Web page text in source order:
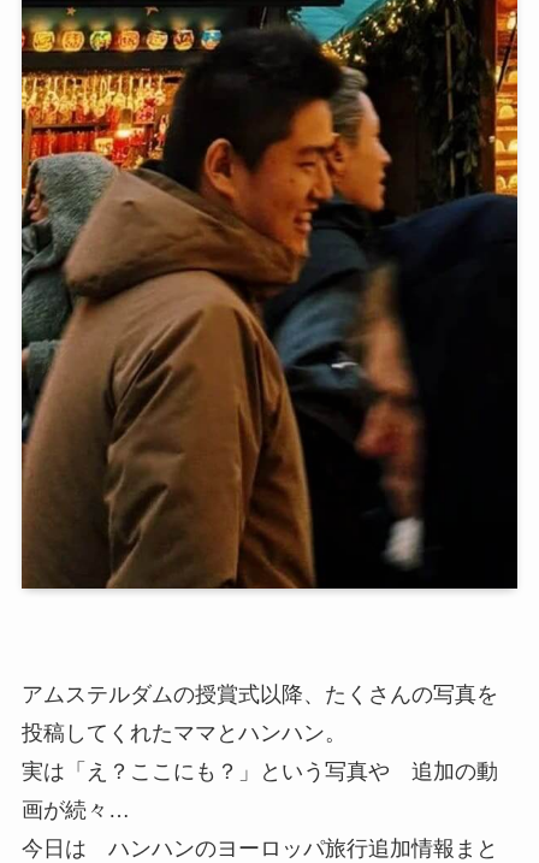
アムステルダムの授賞式以降、たくさんの写真を
投稿してくれたママとハンハン。
実は「え？ここにも？」という写真や 追加の動
画が続々…
今日は ハンハンのヨーロッパ旅行追加情報まと